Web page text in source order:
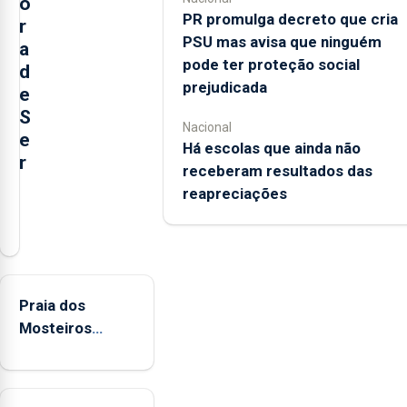
r
a
d
e
S
e
r
da
a
implementar
Praia dos
Mosteiros
após terceira
PR promulga decreto que cria
PSU mas avisa que ninguém
pode ter proteção social
prejudicada
Nacional
Há escolas que ainda não
receberam resultados das
reapreciações